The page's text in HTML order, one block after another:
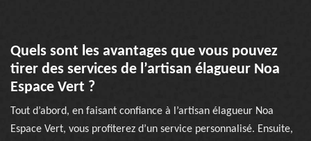
Quels sont les avantages que vous pouvez
tirer des services de l’artisan élagueur Noa
Espace Vert ?
Tout d’abord, en faisant confiance à l’artisan élagueur Noa
Espace Vert, vous profiterez d’un service personnalisé. Ensuite,